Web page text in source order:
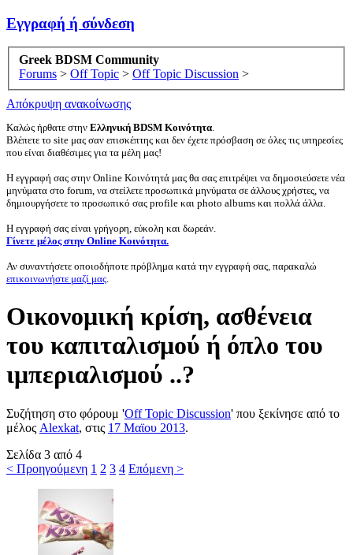
Εγγραφή ή σύνδεση
Greek BDSM Community
Forums > Off Topic > Off Topic Discussion >
Απόκρυψη ανακοίνωσης
Καλώς ήρθατε στην Ελληνική BDSM Κοινότητα.
Βλέπετε το site μας σαν επισκέπτης και δεν έχετε πρόσβαση σε όλες τις υπηρεσίες
που είναι διαθέσιμες για τα μέλη μας!
Η εγγραφή σας στην Online Κοινότητά μας θα σας επιτρέψει να δημοσιεύσετε νέα
μηνύματα στο forum, να στείλετε προσωπικά μηνύματα σε άλλους χρήστες, να
δημιουργήσετε το προσωπικό σας profile και photo albums και πολλά άλλα.
Η εγγραφή σας είναι γρήγορη, εύκολη και δωρεάν.
Γίνετε μέλος στην Online Κοινότητα.
Αν συναντήσετε οποιοδήποτε πρόβλημα κατά την εγγραφή σας, παρακαλώ
επικοινωνήστε μαζί μας.
Οικονομική κρίση, ασθένεια
του καπιταλισμού ή όπλο του
ιμπεριαλισμού ..?
Συζήτηση στο φόρουμ 'Off Topic Discussion' που ξεκίνησε από το
μέλος Alexkat, στις 17 Μαϊου 2013.
Σελίδα 3 από 4
< Προηγούμενη 1 2 3 4 Επόμενη >